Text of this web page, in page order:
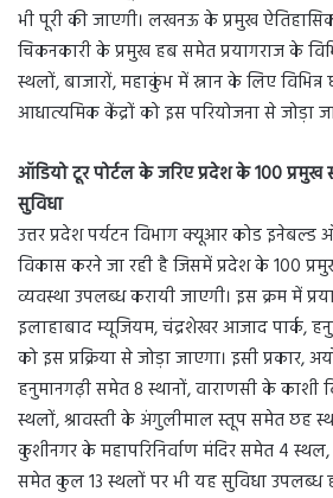
भी पूरी की जाएगी। लखनऊ के प्रमुख
चिकनकारी के प्रमुख हब समेत प्रयागराज के
स्थलों, बाजारों, महाकुंभ में स्नान के लिए विभिन्न
आधात्यमिक केंद्रों को इस परियोजना से जोड़ा
ऑडियो टूर पोर्टल के जरिए प्रदेश के 100 प्रमुख
सुविधा
उत्तर प्रदेश पर्यटन विभाग क्यूआर कोड इनेबल्ड
विकास करने जा रही है जिसमें प्रदेश के 100
व्यवस्था उपलब्ध करायी जाएगी। इस क्रम में
इलाहाबाद म्यूजियम, चंद्रशेखर आजाद पार्क,
को इस प्रक्रिया से जोड़ा जाएगा। इसी प्रकार,
हनुमानगढ़ी समेत 8 स्थानों, वाराणसी के काशी
स्थलों, श्रावस्ती के अंगुलीमाल स्तूप समेत छह
कुशीनगर के महापरिनिर्वाण मंदिर समेत 4
समेत कुल 13 स्थलों पर भी यह सुविधा उपलब्ध